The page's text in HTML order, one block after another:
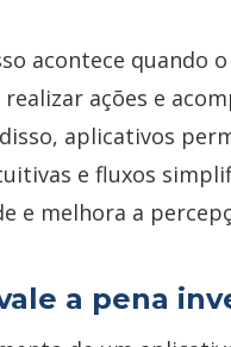
acontece quando
ações e
aplicativos
e fluxos
e melhora a
a pena